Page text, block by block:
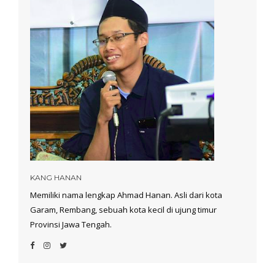
KANG HANAN
Memiliki nama lengkap Ahmad Hanan. Asli dari kota
Garam, Rembang, sebuah kota kecil di ujung timur
Provinsi Jawa Tengah.